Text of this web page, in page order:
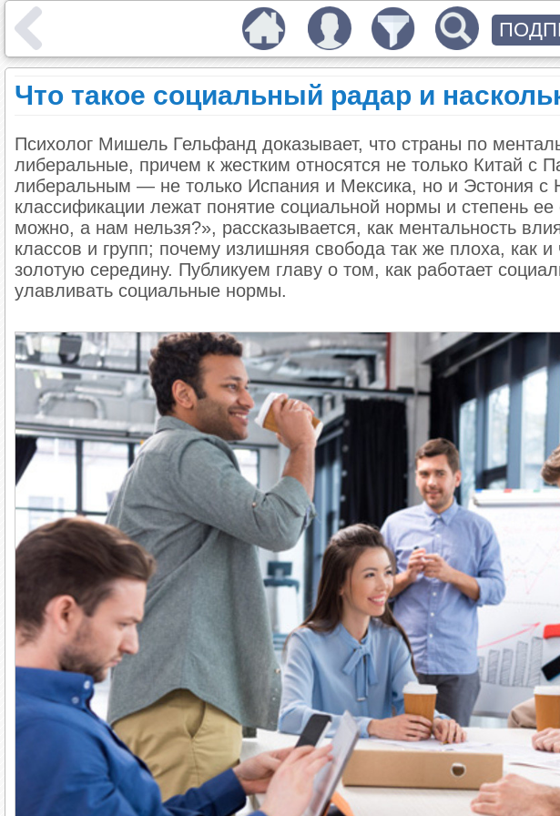
Что такое социальный радар и
Психолог Мишель Гельфанд доказывает, что страны по
либеральные, причем к жестким относятся не только Китай с
либеральным — не только Испания и Мексика, но и Эстония с
классификации лежат понятие социальной нормы и степень
можно, а нам нельзя?», рассказывается, как ментальность
классов и групп; почему излишняя свобода так же плоха, как и
золотую середину. Публикуем главу о том, как работает
улавливать социальные нормы.